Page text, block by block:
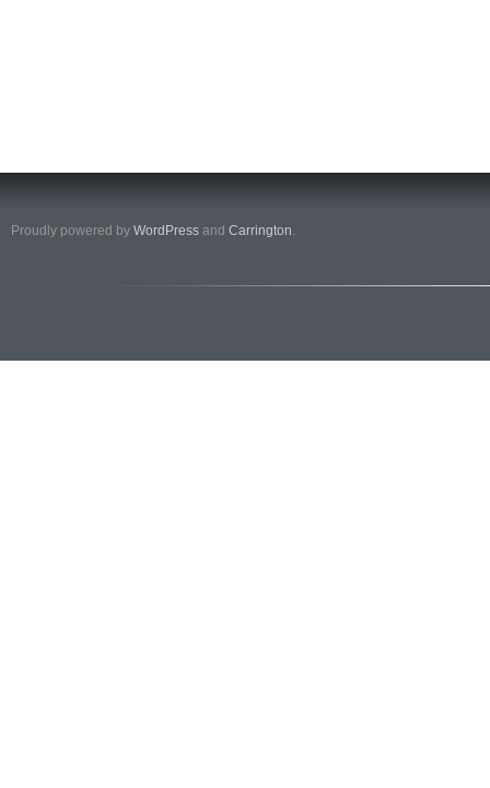
Proudly powered by WordPress and Carrington.